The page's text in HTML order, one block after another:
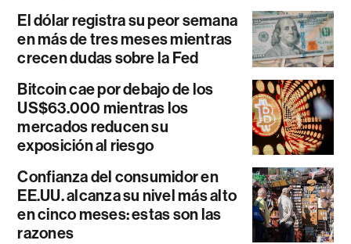
El dólar registra su peor semana
en más de tres meses mientras
crecen dudas sobre la Fed
Bitcoin cae por debajo de los
US$63.000 mientras los
mercados reducen su
exposición al riesgo
Confianza del consumidor en
EE.UU. alcanza su nivel más alto
en cinco meses: estas son las
razones